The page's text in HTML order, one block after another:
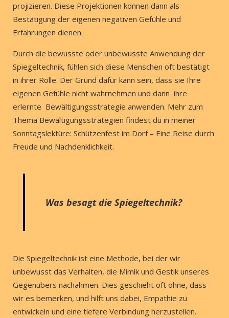
projizieren. Diese Projektionen können dann als
Bestätigung der eigenen negativen Gefühle und
Erfahrungen dienen.
Durch die bewusste oder unbewusste Anwendung der
Spiegeltechnik, fühlen sich diese Menschen oft bestätigt
in ihrer Rolle. Der Grund dafür kann sein, dass sie Ihre
eigenen Gefühle nicht wahrnehmen und dann ihre
erlernte Bewältigungsstrategie anwenden. Mehr zum
Thema Bewältigungsstrategien findest du in meiner
Sonntagslektüre: Schützenfest im Dorf – Eine Reise durch
Freude und Nachdenklichkeit.
Was besagt die Spiegeltechnik?
Die Spiegeltechnik ist eine Methode, bei der wir
unbewusst das Verhalten, die Mimik und Gestik unseres
Gegenübers nachahmen. Dies geschieht oft ohne, dass
wir es bemerken, und hilft uns dabei, Empathie zu
entwickeln und eine tiefere Verbindung herzustellen.